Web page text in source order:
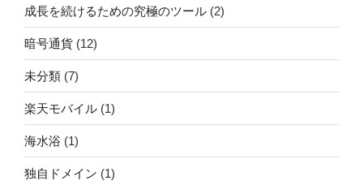
成長を続けるための究極のツール (2)
暗号通貨 (12)
未分類 (7)
楽天モバイル (1)
海水浴 (1)
独自ドメイン (1)